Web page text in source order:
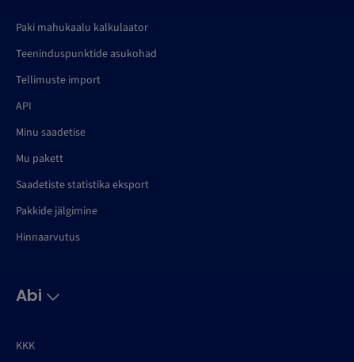
Paki mahukaalu kalkulaator
Teeninduspunktide asukohad
Tellimuste import
API
Minu saadetise
Mu pakett
Saadetiste statistika eksport
Pakkide jälgimine
Hinnaarvutus
Abi
KKK